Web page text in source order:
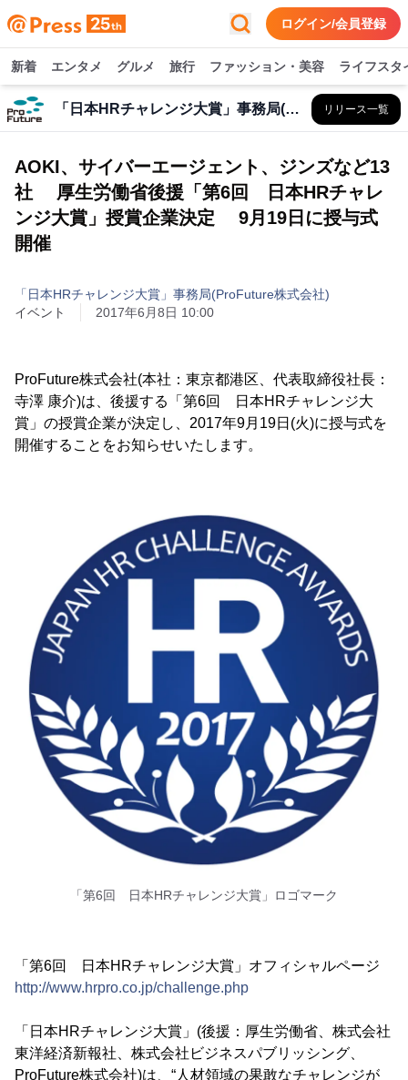
ログイン/会員登録
新着 エンタメ グルメ 旅行 ファッション・美容 ライフスタ
「日本HRチャレンジ大賞」事務局(ProFuture株式会社) リリース一覧
AOKI、サイバーエージェント、ジンズなど13
社 厚生労働省後援「第6回 日本HRチャレ
ンジ大賞」授賞企業決定 9月19日に授与式
開催
「日本HRチャレンジ大賞」事務局(ProFuture株式会社)
イベント
2017年6月8日 10:00
ProFuture株式会社(本社：東京都港区、代表取締役社長：
寺澤 康介)は、後援する「第6回 日本HRチャレンジ大
賞」の授賞企業が決定し、2017年9月19日(火)に授与式を
開催することをお知らせいたします。
「第6回 日本HRチャレンジ大賞」ロゴマーク
「第6回 日本HRチャレンジ大賞」オフィシャルページ
http://www.hrpro.co.jp/challenge.php
「日本HRチャレンジ大賞」(後援：厚生労働省、株式会社
東洋経済新報社、株式会社ビジネスパブリッシング、
ProFuture株式会社)は、“人材領域の果敢なチャレンジが